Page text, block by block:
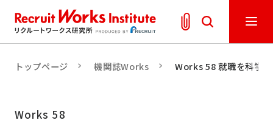
トップページ 機関誌Works Works 58 就職を科学
Works 58